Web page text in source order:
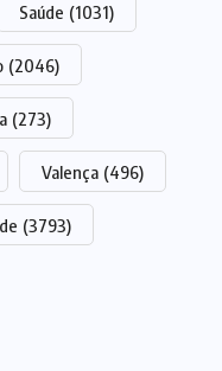
Saúde (1031)
(2046)
(273)
Valença (496)
(3793)